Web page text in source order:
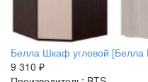
Белла Шкаф угловой [Белла
9 310 ₽